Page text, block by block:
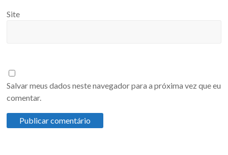
Site
Salvar meus dados neste navegador para a próxima vez que eu
comentar.